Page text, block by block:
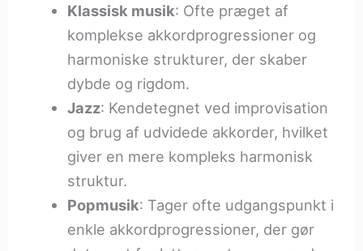
Klassisk musik: Ofte præget af
komplekse akkordprogressioner og
harmoniske strukturer, der skaber
dybde og rigdom.
Jazz: Kendetegnet ved improvisation
og brug af udvidede akkorder, hvilket
giver en mere kompleks harmonisk
struktur.
Popmusik: Tager ofte udgangspunkt i
enkle akkordprogressioner, der gør